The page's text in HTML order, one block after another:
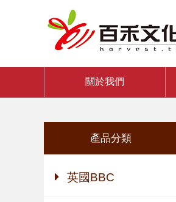
關於我們
產品分類
英國BBC